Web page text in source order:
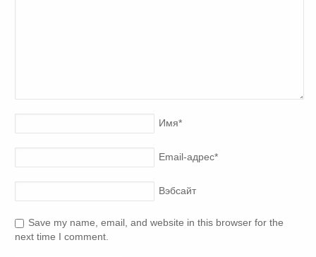
Имя*
Email-адрес*
Вэбсайт
Save my name, email, and website in this browser for the
next time I comment.